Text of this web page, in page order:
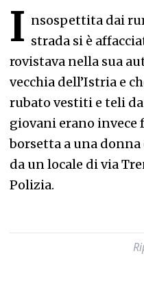
I nsospettita dai
strada si è
rovistava nella sua
vecchia dell’Istria e
rubato vestiti e teli
giovani erano invece
borsetta a una
da un locale di via
Polizia.